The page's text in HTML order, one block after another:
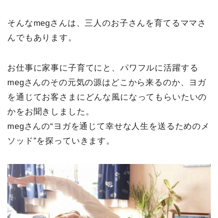
そんなmegさんは、三人のお子さんを育てるママさ
んでもあります。
お仕事に家事に子育てにと、パワフルに活躍する
megさんのその元気の源はどこから来るのか、ヨガ
を通じてお客さまにどんな風になってもらいたいの
かをお聞きしました。
megさんの“ヨガを通じて幸せな人生を送るためのメ
ソッド”を探っていきます。